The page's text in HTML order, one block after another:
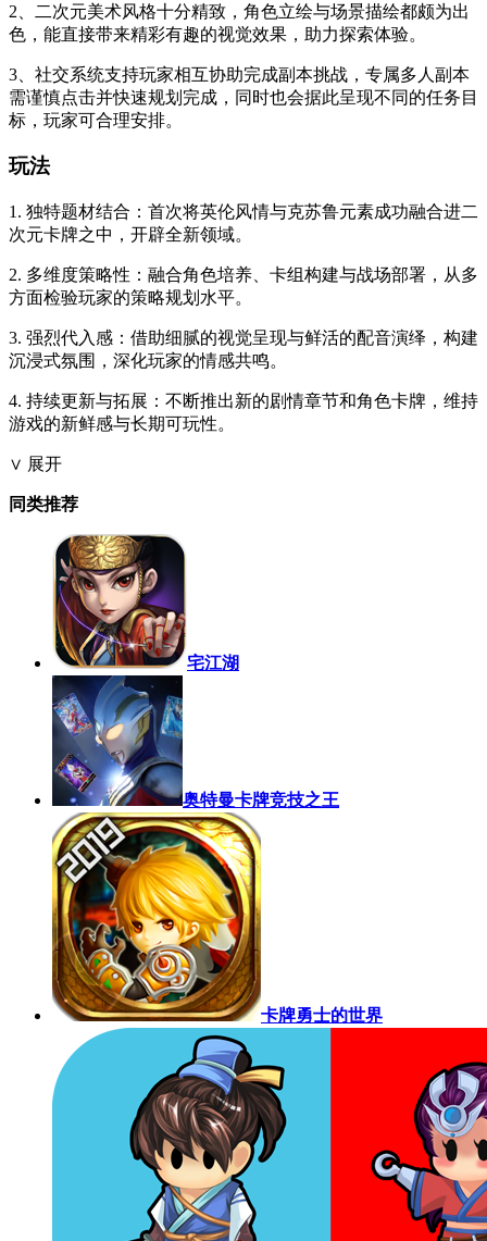
2、二次元美术风格十分精致，角色立绘与场景描绘都颇为出
色，能直接带来精彩有趣的视觉效果，助力探索体验。
3、社交系统支持玩家相互协助完成副本挑战，专属多人副本
需谨慎点击并快速规划完成，同时也会据此呈现不同的任务目
标，玩家可合理安排。
玩法
1. 独特题材结合：首次将英伦风情与克苏鲁元素成功融合进二
次元卡牌之中，开辟全新领域。
2. 多维度策略性：融合角色培养、卡组构建与战场部署，从多
方面检验玩家的策略规划水平。
3. 强烈代入感：借助细腻的视觉呈现与鲜活的配音演绎，构建
沉浸式氛围，深化玩家的情感共鸣。
4. 持续更新与拓展：不断推出新的剧情章节和角色卡牌，维持
游戏的新鲜感与长期可玩性。
∨ 展开
同类推荐
宅江湖
奥特曼卡牌竞技之王
卡牌勇士的世界